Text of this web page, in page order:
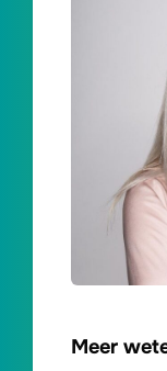
Meer